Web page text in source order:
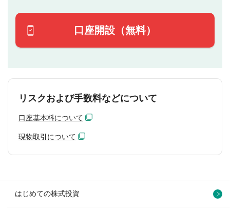
口座開設（無料）
リスクおよび手数料などについて
口座基本料について
現物取引について
はじめての株式投資